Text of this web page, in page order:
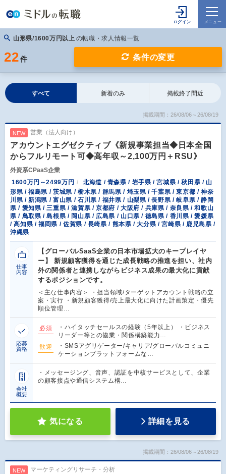
山形県/1600万円以上 の転職・求人情報一覧
22 件 条件の変更
すべて 新着のみ 掲載終了間近
掲載期間：26/08/06～26/08/19
NEW 営業（法人向け）
アカウントエグゼクティブ《新規事業担当◆日本全国
からフルリモート可◆高年収～2,100万円＋RSU》
外資系CPaaS企業
1600万円～2499万円
北海道 / 青森県 / 岩手県 / 宮城県 / 秋田県 / 山
形県 / 福島県 / 茨城県 / 栃木県 / 群馬県 / 埼玉県 / 千葉県 / 東京都 / 神奈
川県 / 新潟県 / 富山県 / 石川県 / 福井県 / 山梨県 / 長野県 / 岐阜県 / 静岡
県 / 愛知県 / 三重県 / 滋賀県 / 京都府 / 大阪府 / 兵庫県 / 奈良県 / 和歌山
県 / 鳥取県 / 島根県 / 岡山県 / 広島県 / 山口県 / 徳島県 / 香川県 / 愛媛県
/ 高知県 / 福岡県 / 佐賀県 / 長崎県 / 熊本県 / 大分県 / 宮崎県 / 鹿児島県 /
沖縄県
仕事
内容
【グローバルSaaS企業の日本市場拡大のキープレイヤ
ー】 新規顧客獲得を通じた成長戦略の推進を担い、社内
外の関係者と連携しながらビジネス成果の最大化に貢献
するポジションです。
＜主な仕事内容＞ ・担当領域/ターゲットアカウント戦略の立
案・実行 ・新規顧客獲得/売上最大化に向けた計画策定・優先
順位管理…
応募
資格
必須
・ハイタッチセールスの経験（5年以上） ・ビジネス
リーダー等との協業・関係構築能力…
歓迎
・SMSアグリゲーター/キャリア/グローバルコミュニ
ケーションプラットフォームな…
会社
概要
・メッセージング、音声、認証を中核サービスとして、企業
の顧客接点や通信システム構…
気になる 詳細を見る
掲載期間：26/08/06～26/08/19
NEW マーケティングリサーチ・分析